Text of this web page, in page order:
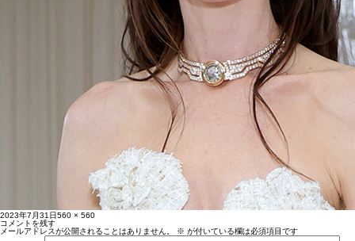
投
稿
日:
2023年7月31日フ
サ
イ
560 × 560
コメントを残す
メールアドレスが公開されることはありません。
※ が付いている欄は必須項目です